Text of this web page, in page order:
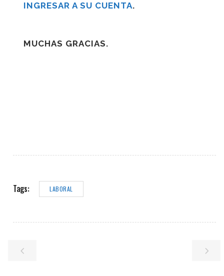
INGRESAR A SU CUENTA.
MUCHAS GRACIAS.
Tags: LABORAL